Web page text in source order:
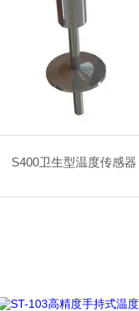
S400卫生型温度传感器